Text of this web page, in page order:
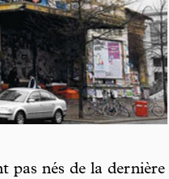
pas nés de la dernière